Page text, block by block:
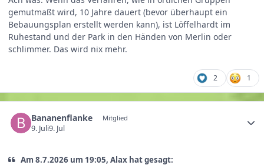
gemutmaßt wird, 10 Jahre dauert (bevor überhaupt ein
Bebauungsplan erstellt werden kann), ist Löffelhardt im
Ruhestand und der Park in den Händen von Merlin oder
schlimmer. Das wird nix mehr.
2 1
Bananenflanke Mitglied
9. Juli9. Jul
Am 8.7.2026 um 19:05, Alax hat gesagt: